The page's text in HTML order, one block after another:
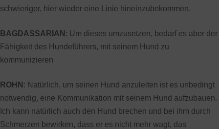
schwieriger, hier wieder eine Linie hineinzubekommen.
BAGDASSARIAN : Um dieses umzusetzen, bedarf es aber der
Fähigkeit des Hundeführers, mit seinem Hund zu
kommunizieren
ROHN : Natürlich, um seinen Hund anzuleiten ist es unbedingt
notwendig, eine Kommunikation mit seinem Hund aufzubauen.
Ich kann natürlich auch den Hund brechen und bei ihm durch
Schmerzen bewirken, dass er es nicht mehr wagt, das